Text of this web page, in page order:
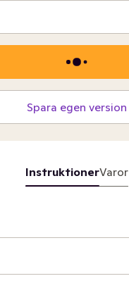
Spara egen version
InstruktionerVaror